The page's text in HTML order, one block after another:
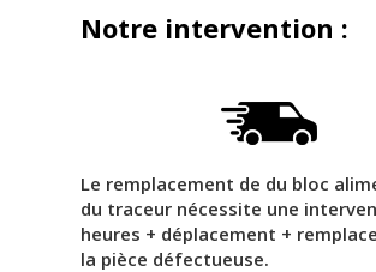
Notre intervention :
Le remplacement de du bloc
du traceur nécessite une
heures + déplacement +
la pièce défectueuse.